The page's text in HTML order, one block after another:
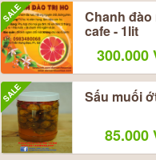
SALE Chanh đào
cafe - 1lit
300.000
SALE Sấu muối
85.000